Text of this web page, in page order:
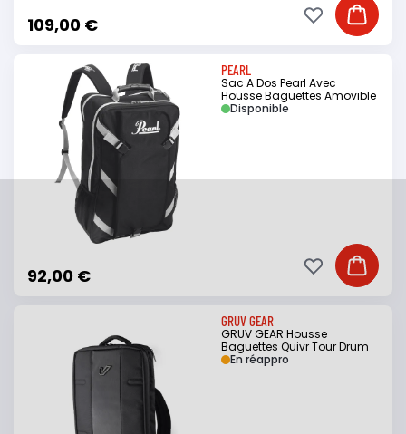
109,00 € Ajouter
Ajouter à ma
PEARL
Sac A Dos Pearl Avec
Housse Baguettes Amovible
92,00 €
Disponible
Ajouter
Ajouter à ma
GRUV GEAR
GRUV GEAR Housse
Baguettes Quivr Tour Drum
En réappro